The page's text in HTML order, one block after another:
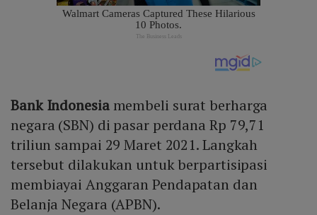
Bank Indonesiamembeli surat berharga
negara (SBN) di pasar perdana Rp 79,71
triliun sampai 29 Maret 2021. Langkah
tersebut dilakukan untuk berpartisipasi
membiayai Anggaran Pendapatan dan
Belanja Negara (APBN).